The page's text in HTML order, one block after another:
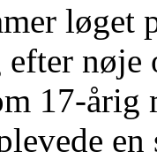
løget
17-